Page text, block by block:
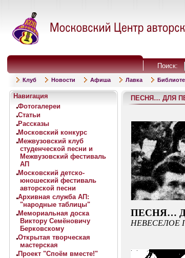
Поиск:
Клуб Новости Афиша Лавка
Навигация
Фотогалереи
Статьи
Рассказы
Московский конкурс
Межвузовский клуб
студенческой песни и
Межвузовский фестиваль
АП
Московский детско-
юношеский фестиваль
авторской песни
Архивная служба АП:
"народные таблицы"
Мемориальная доска
Виктору Семёновичу
Берковскому
Открытая творческая
мастерская
Проект "Споём вместе!"
ПЕСНЯ… ДЛЯ
ПЕСНЯ…
НЕВЕСЕЛОЕ